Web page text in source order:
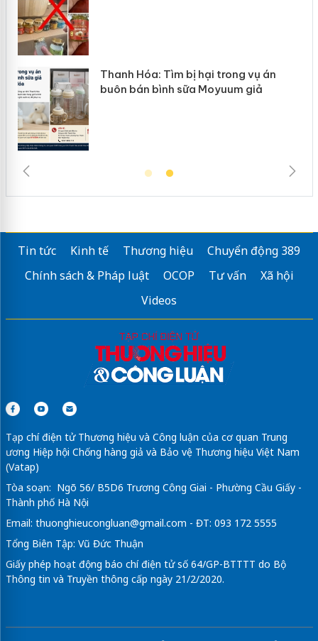
Thanh Hóa: Tìm bị hại trong vụ án
buôn bán bình sữa Moyuum giả
Tin tức Kinh tế Thương hiệu
Chuyển động 389
Chính sách & Pháp luật
OCOP Tư vấn
Xã hội
Videos
Tạp chí điện tử Thương hiệu và Công luận của cơ quan Trung
ương Hiệp hội Chống hàng giả và Bảo vệ Thương hiệu Việt Nam
(Vatap)
Tòa soạn: Ngõ 56/ B5D6 Trương Công Giai - Phường Cầu Giấy -
Thành phố Hà Nội
Email: thuonghieucongluan@gmail.com - ĐT: 093 172 5555
Tổng Biên Tập: Vũ Đức Thuận
Giấy phép hoạt động báo chí điện tử số 64/GP-BTTTT do Bộ
Thông tin và Truyền thông cấp ngày 21/2/2020.